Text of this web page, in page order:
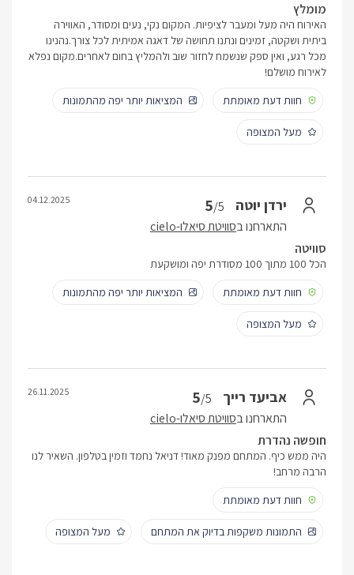
מומלץ
האירוח היה מעל ומעבר לציפיות. המקום נקי, נעים ומסודר, האווירה
ביתית ושקטה, זמינים ונתנו תחושה של דאגה אמיתית לכל צורך.נהנינו
מכל רגע, ואין ספק שנשמח לחזור שוב ולהמליץ בחום לאחרים.מקום נפלא
לאירוח מושלם!
חוות דעת מאומתת
המציאות יותר יפה מהתמונות
מעל המצופה
ירדן יוטה 5/5
התארחנו בסוויטת סיאלו-cielo
04.12.2025
סוויטה
הכל 100 מתוך 100 מסודרת יפה ומושקעת
חוות דעת מאומתת
המציאות יותר יפה מהתמונות
מעל המצופה
אביעד רייך 5/5
התארחנו בסוויטת סיאלו-cielo
26.11.2025
חופשה נהדרת
היה ממש כיף. המתחם מפנק מאוד! דניאל נחמד וזמין בטלפון. השאיר לנו
הרבה מרחב!
חוות דעת מאומתת
התמונות משקפות בדיוק את המתחם מעל המצופה